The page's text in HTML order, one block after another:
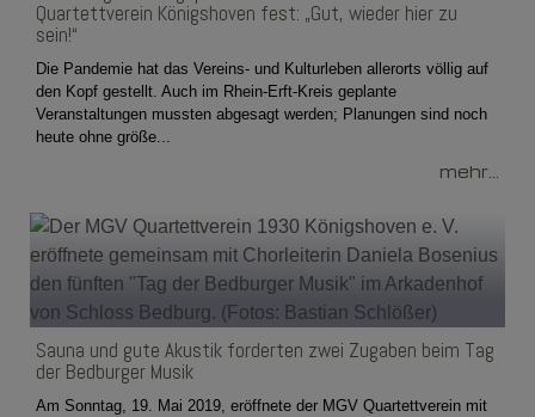
Quartettverein Königshoven fest: „Gut, wieder hier zu
sein!“
Die Pandemie hat das Vereins- und Kulturleben allerorts völlig auf
den Kopf gestellt. Auch im Rhein-Erft-Kreis geplante
Veranstaltungen mussten abgesagt werden; Planungen sind noch
heute ohne größe...
mehr...
Sauna und gute Akustik forderten zwei Zugaben beim Tag
der Bedburger Musik
Am Sonntag, 19. Mai 2019, eröffnete der MGV Quartettverein mit